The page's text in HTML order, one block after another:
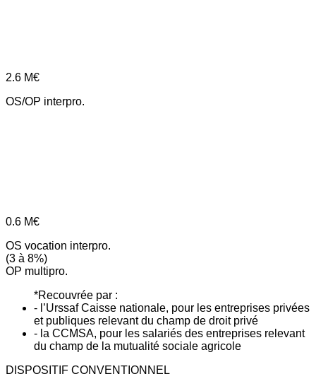
2.6 M€
OS/OP interpro.
0.6 M€
OS vocation interpro.
(3 à 8%)
OP multipro.
*Recouvrée par :
- l’Urssaf Caisse nationale, pour les entreprises privées
et publiques relevant du champ de droit privé
- la CCMSA, pour les salariés des entreprises relevant
du champ de la mutualité sociale agricole
DISPOSITIF CONVENTIONNEL